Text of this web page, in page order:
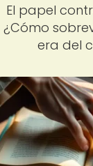
El papel
¿Cómo
era del